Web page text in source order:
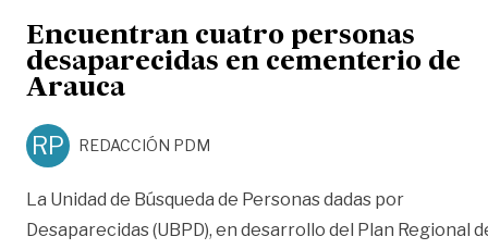
Encuentran cuatro personas
desaparecidas en cementerio de
Arauca
RP REDACCIÓN PDM
La Unidad de Búsqueda de Personas dadas por
Desaparecidas (UBPD), en desarrollo del Plan Regional